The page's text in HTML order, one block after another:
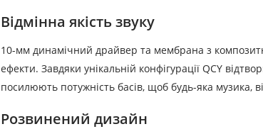
Відмінна якість звуку
10-мм динамічний драйвер та мембрана з
ефекти. Завдяки унікальній конфігурації QCY
посилюють потужність басів, щоб будь-яка музика,
Розвинений дизайн